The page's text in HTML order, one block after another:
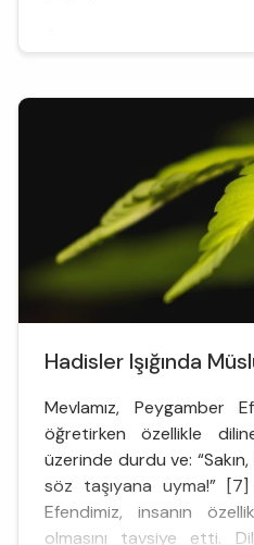
Henüz ölmedik, ölümü
tatmadık. Kendini bir an
Hadisler Işığında
Mevlamız, Peygamber
öğretirken özellikle
üzerinde durdu ve:
söz taşıyana uyma!”
Efendimiz, insanın
olmasını tavsiye etti.